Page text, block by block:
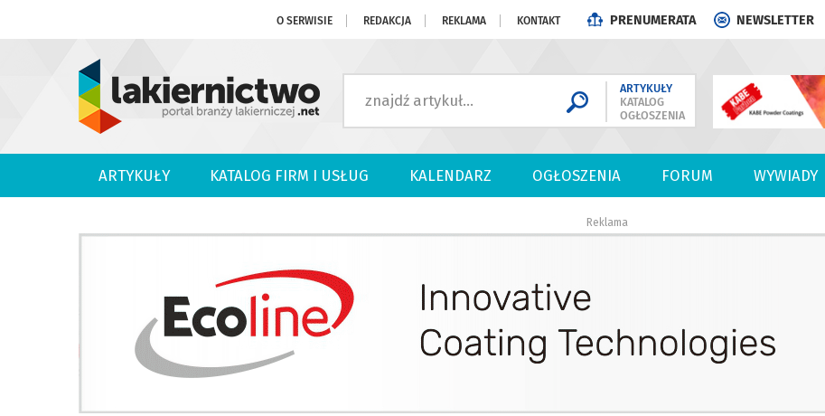
O SERWISIE REDAKCJA REKLAMA KONTAKT PRENUMERATA NEWSLETTER
ARTYKUŁY
KATALOG
OGŁOSZENIA
ARTYKUŁY KATALOG FIRM I USŁUG KALENDARZ OGŁOSZENIA FORUM WYWIADY
Reklama